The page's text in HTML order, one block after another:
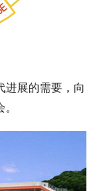
进展的需要，向